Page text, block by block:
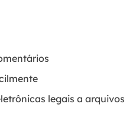
legais a arquivos